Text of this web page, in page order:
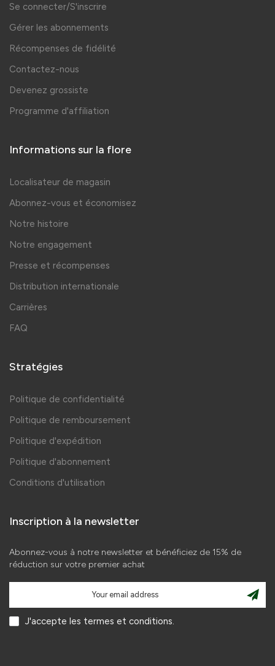
Se connecter/S'inscrire
Gérer les abonnements
Récompenses de fidélité
Contactez-nous
Devenez grossiste
Programme d'affiliation
Informations sur la flore
Localisateur de magasin
Abonnez-vous et économisez
Notre histoire
Notre engagement
Presse et récompenses
Distribution internationale
Carrières
FAQ
Stratégies
Politique de confidentialité
Politique de remboursement
Politique d'expédition
Politique d'abonnement
Conditions d'utilisation
Inscription à la newsletter
Abonnez-vous à notre newsletter et bénéficiez de 15% de
réduction sur votre premier achat
J'accepte les termes et conditions.